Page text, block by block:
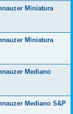
Miniatura
Miniatura
Mediano
Mediano S&P